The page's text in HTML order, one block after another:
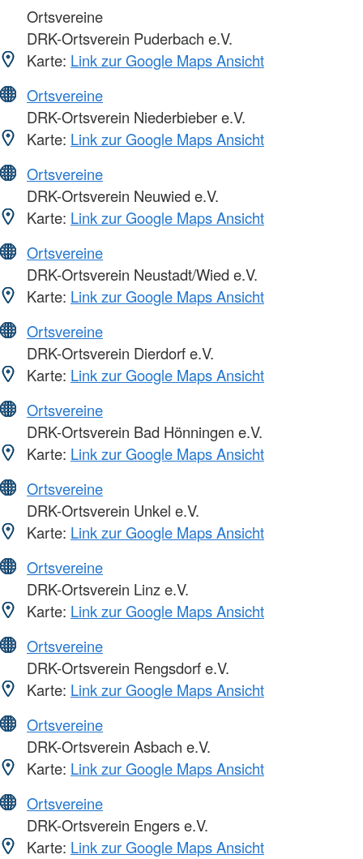
Ortsvereine
DRK-Ortsverein Puderbach e.V.
Karte: Link zur Google Maps Ansicht
Ortsvereine
DRK-Ortsverein Niederbieber e.V.
Karte: Link zur Google Maps Ansicht
Ortsvereine
DRK-Ortsverein Neuwied e.V.
Karte: Link zur Google Maps Ansicht
Ortsvereine
DRK-Ortsverein Neustadt/Wied e.V.
Karte: Link zur Google Maps Ansicht
Ortsvereine
DRK-Ortsverein Dierdorf e.V.
Karte: Link zur Google Maps Ansicht
Ortsvereine
DRK-Ortsverein Bad Hönningen e.V.
Karte: Link zur Google Maps Ansicht
Ortsvereine
DRK-Ortsverein Unkel e.V.
Karte: Link zur Google Maps Ansicht
Ortsvereine
DRK-Ortsverein Linz e.V.
Karte: Link zur Google Maps Ansicht
Ortsvereine
DRK-Ortsverein Rengsdorf e.V.
Karte: Link zur Google Maps Ansicht
Ortsvereine
DRK-Ortsverein Asbach e.V.
Karte: Link zur Google Maps Ansicht
Ortsvereine
DRK-Ortsverein Engers e.V.
Karte: Link zur Google Maps Ansicht